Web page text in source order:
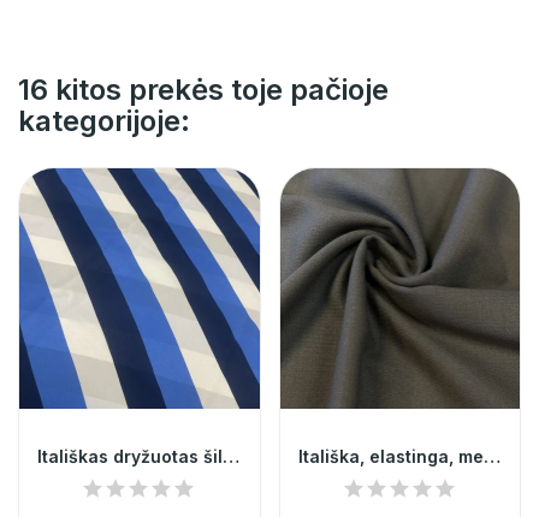
16 kitos prekės toje pačioje
kategorijoje:
Itališkas dryžuotas šilkas (likutis 0,8m) Itališka, elastinga, melsvai pikos spalvos...